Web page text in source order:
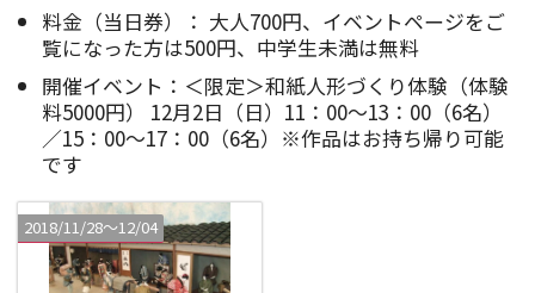
料金（当⽇券）： ⼤⼈700円、イベントページをご
覧になった方は500円、中学⽣未満は無料
開催イベント：＜限定＞和紙⼈形づくり体験（体験
料5000円） 12⽉2⽇（日）11：00～13：00（6名）
／15：00～17：00（6名）※作品はお持ち帰り可能
です
2018/11/28〜12/04